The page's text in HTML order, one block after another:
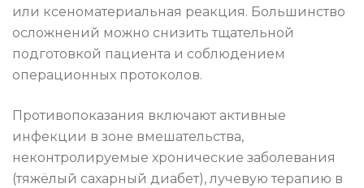
или ксеноматериальная реакция. Большинство
осложнений можно снизить тщательной
подготовкой пациента и соблюдением
операционных протоколов.
Противопоказания включают активные
инфекции в зоне вмешательства,
неконтролируемые хронические заболевания
(тяжёлый сахарный диабет), лучевую терапию в